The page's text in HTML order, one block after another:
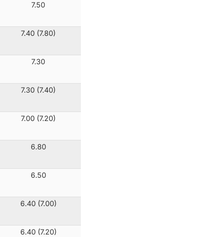
7.50
7.40 (7.80)
7.30
7.30 (7.40)
7.00 (7.20)
6.80
6.50
6.40 (7.00)
6.40 (7.20)